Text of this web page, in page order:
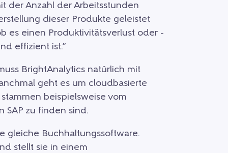
der Anzahl der Arbeitsstunden
dieser Produkte geleistet
es einen Produktivitätsverlust oder -
effizient ist.”
BrightAnalytics natürlich mit
geht es um cloudbasierte
beispielsweise vom
SAP zu finden sind.
gleiche Buchhaltungssoftware.
stellt sie in einem